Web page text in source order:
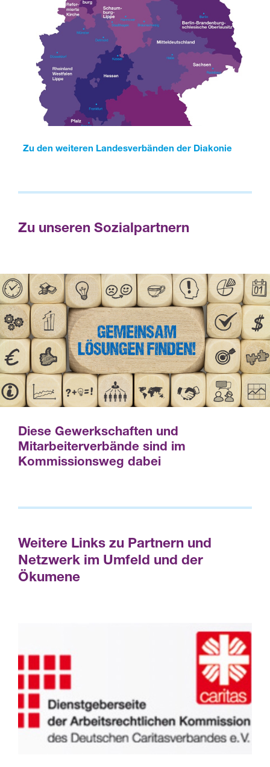
Zu den weiteren Landesverbänden der Diakonie
Zu unseren Sozialpartnern
Diese Gewerkschaften und
Mitarbeiterverbände sind im
Kommissionsweg dabei
Weitere Links zu Partnern und
Netzwerk im Umfeld und der
Ökumene